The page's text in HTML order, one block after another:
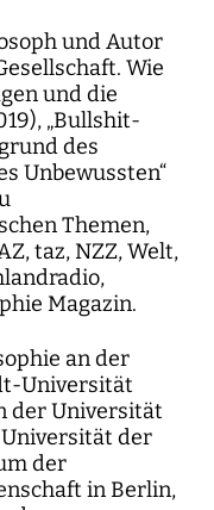
und Autor
Wie
und die
„Bullshit-
des
Unbewussten“
Themen,
taz, NZZ, Welt,
Magazin.
an der
Universität
der Universität
der
der
in Berlin,